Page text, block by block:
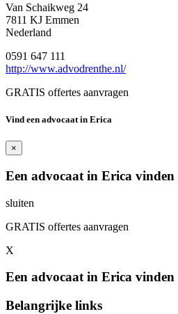
Van Schaikweg 24
7811 KJ Emmen
Nederland
0591 647 111
http://www.advodrenthe.nl/
GRATIS offertes aanvragen
Vind een advocaat in Erica
×
Een advocaat in Erica vinden
sluiten
GRATIS offertes aanvragen
X
Een advocaat in Erica vinden
Belangrijke links